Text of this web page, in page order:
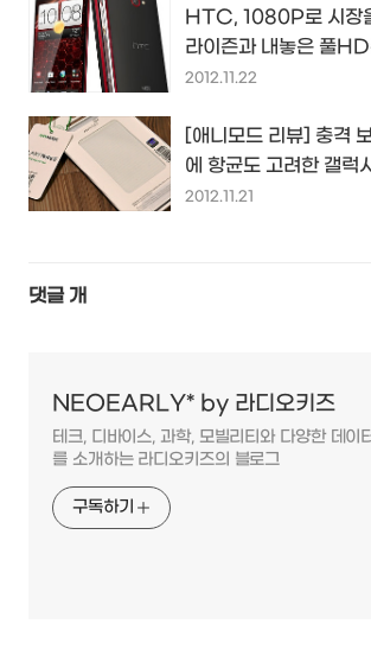
HTC, 1080P로 시장
라이즌과 내놓은 풀
DNA...
2012.11.22
[애니모드 리뷰] 충격
에 항균도 고려한 갤럭
오 하드 케이스...
2012.11.21
댓글 개
NEOEARLY* by 라디오키즈
테크, 디바이스, 과학, 모빌리티와 다양한 데이
를 소개하는 라디오키즈의 블로그
구독하기